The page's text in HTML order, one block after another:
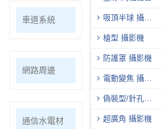
吸頂半球 攝影
槍型 攝影機
防護罩 攝影機
電動變焦 攝影
偽裝型/針孔型
超廣角 攝影機
車道系統
大哥大強波
器
網路周邊
配/轉換
通信水電材
Honeywell